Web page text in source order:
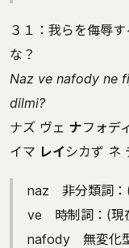
３１：我らを侮辱
な？
Naz ve nafody ne
dilmi?
ナズ ヴェ ナフォデ
イマ レイ シカず ネ
naz 非分類詞：
ve 時制詞：(現
nafody 無変化